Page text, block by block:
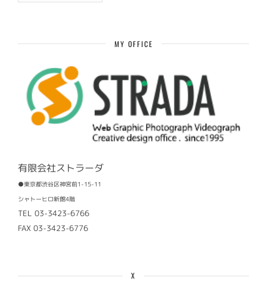
MY OFFICE
有限会社ストラーダ
●東京都渋谷区神宮前1-15-11
シャトーヒロ新館4階
TEL 03-3423-6766
FAX 03-3423-6776
X